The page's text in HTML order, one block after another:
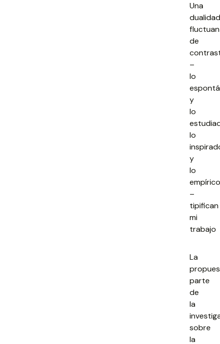
Una
dualidad
de
–
lo
y
lo
lo
y
lo
empírico
–
tipifican
mi
trabajo
La
parte
de
la
sobre
la